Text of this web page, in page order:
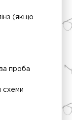
(якщо
проба
схеми